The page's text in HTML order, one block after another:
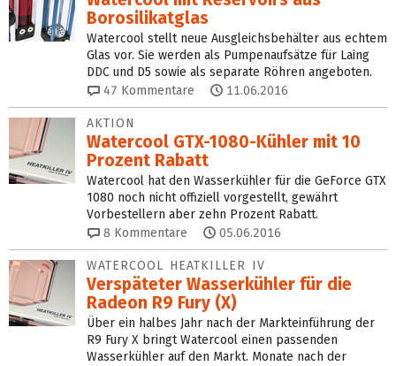
Borosilikatglas
Watercool stellt neue Ausgleichsbehälter aus echtem
Glas vor. Sie werden als Pumpenaufsätze für Laing
DDC und D5 sowie als separate Röhren angeboten.
47 Kommentare 11.06.2016
AKTION
Watercool GTX-1080-Kühler mit 10
Prozent Rabatt
Watercool hat den Wasserkühler für die GeForce GTX
1080 noch nicht offiziell vorgestellt, gewährt
Vorbestellern aber zehn Prozent Rabatt.
8 Kommentare 05.06.2016
WATERCOOL HEATKILLER IV
Verspäteter Wasserkühler für die
Radeon R9 Fury (X)
Über ein halbes Jahr nach der Markteinführung der
R9 Fury X bringt Watercool einen passenden
Wasserkühler auf den Markt. Monate nach der